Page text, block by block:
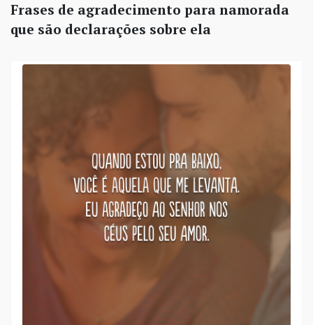
Frases de agradecimento para namorada
que são declarações sobre ela